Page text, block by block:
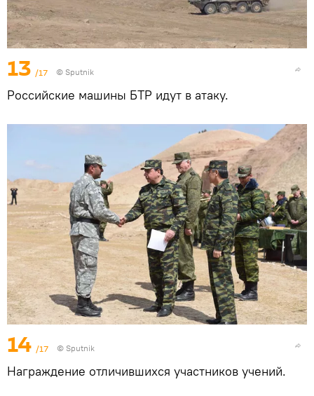
13 /17 © Sputnik
Российские машины БТР идут в атаку.
14 /17 © Sputnik
Награждение отличившихся участников учений.